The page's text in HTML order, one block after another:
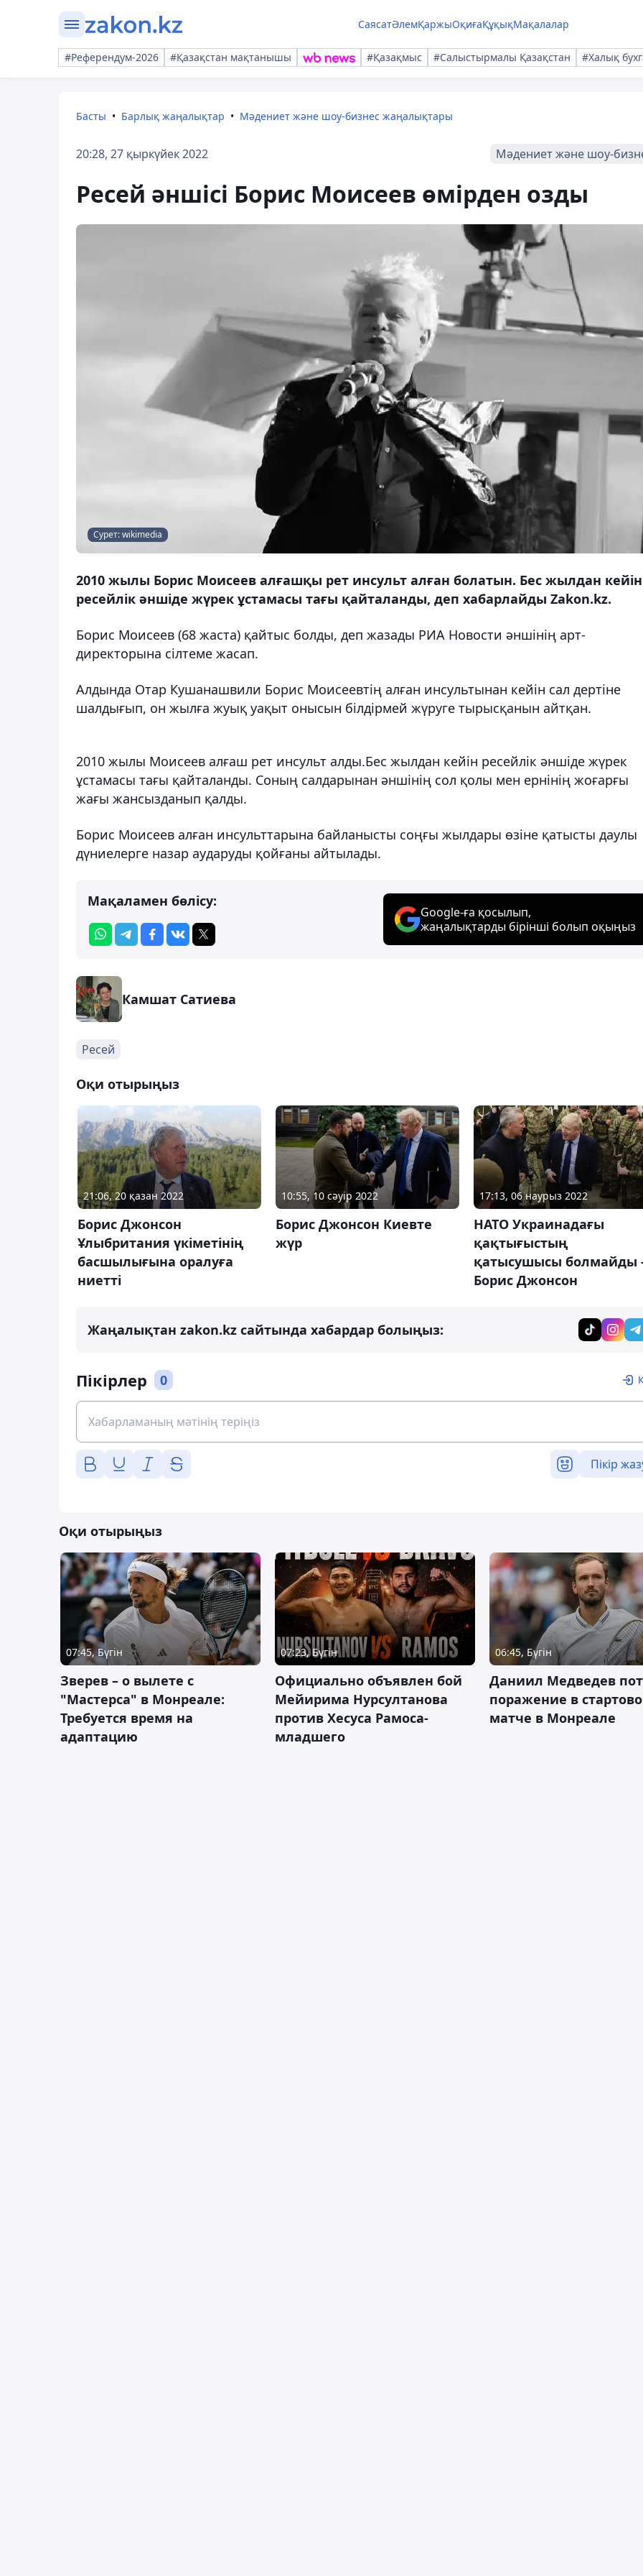
СаясатӘлемҚаржыОқиғаҚұқықМақалалар
#Референдум-2026 #Қазақстан мақтанышы #Қазақмыс #Салыстырмалы Қазақстан #Халық
Басты Барлық жаңалықтар Мәдениет және шоу-бизнес жаңалықтары
20:28, 27 қыркүйек 2022 Мәдениет және шоу-
Ресей әншісі Борис Моисеев өмірден озды
Сурет: wikimedia
2010 жылы Борис Моисеев алғашқы рет инсульт алған болатын. Бес жылдан кейін
ресейлік әншіде жүрек ұстамасы тағы қайталанды, деп хабарлайды Zakon.kz.
Борис Моисеев (68 жаста) қайтыс болды, деп жазады РИА Новости әншінің арт-
директорына сілтеме жасап.
Алдында Отар Кушанашвили Борис Моисеевтің алған инсультынан кейін сал дертіне
шалдығып, он жылға жуық уақыт онысын білдірмей жүруге тырысқанын айтқан.
2010 жылы Моисеев алғаш рет инсульт алды.Бес жылдан кейін ресейлік әншіде жүрек
ұстамасы тағы қайталанды. Соның салдарынан әншінің сол қолы мен ернінің жоғарғы
жағы жансызданып қалды.
Борис Моисеев алған инсульттарына байланысты соңғы жылдары өзіне қатысты даулы
дүниелерге назар аударуды қойғаны айтылады.
Мақаламен бөлісу:
Google-ға қосылып,
жаңалықтарды бірінші болып оқыңыз
Камшат Сатиева
Ресей
Оқи отырыңыз
21:06, 20 қазан 2022
Борис Джонсон
Ұлыбритания үкіметінің
басшылығына оралуға
ниетті
10:55, 10 сәуір 2022
Борис Джонсон Киевте
жүр
17:13, 06 наурыз 2022
НАТО Украинадағы
қақтығыстың
қатысушысы болмайды
Борис Джонсон
Жаңалықтан zakon.kz сайтында хабардар болыңыз:
Пікірлер 0
Пікір
Оқи отырыңыз
07:45, Бүгін
Зверев – о вылете с
"Мастерса" в Монреале:
Требуется время на
адаптацию
07:23, Бүгін
Официально объявлен бой
Мейирима Нурсултанова
против Хесуса Рамоса-
младшего
06:45, Бүгін
Даниил Медведев
поражение в
матче в Монреале